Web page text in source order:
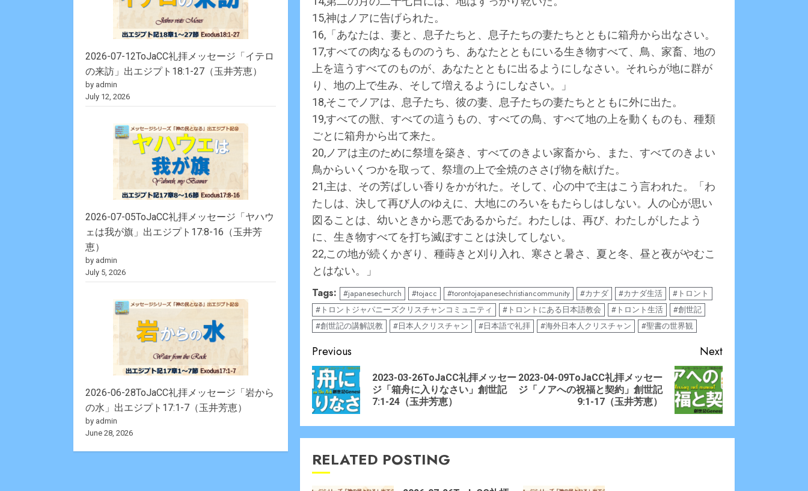
15,神はノアに告げられた。
16,「あなたは、妻と、息子たちと、息子たちの妻たちとともに箱舟から出なさい。
17,すべての肉なるもののうち、あなたとともにいる生き物すべて、鳥、家畜、地の
上を這うすべてのものが、あなたとともに出るようにしなさい。それらが地に群が
り、地の上で生み、そして増えるようにしなさい。」
18,そこでノアは、息子たち、彼の妻、息子たちの妻たちとともに外に出た。
19,すべての獣、すべての這うもの、すべての鳥、すべて地の上を動くものも、種類
ごとに箱舟から出て来た。
20,ノアは主のために祭壇を築き、すべてのきよい家畜から、また、すべてのきよい
鳥からいくつかを取って、祭壇の上で全焼のささげ物を献げた。
21,主は、その芳ばしい香りをかがれた。そして、心の中で主はこう言われた。「わ
たしは、決して再び人のゆえに、大地にのろいをもたらしはしない。人の心が思い
図ることは、幼いときから悪であるからだ。わたしは、再び、わたしがしたよう
に、生き物すべてを打ち滅ぼすことは決してしない。
22,この地が続くかぎり、種蒔きと刈り入れ、寒さと暑さ、夏と冬、昼と夜がやむこ
とはない。」
Tags: #japanesechurch #tojacc #torontojapanesechristiancommunity #カナダ #カナダ生活
#トロント
#トロントジャパニーズクリスチャンコミュニティ
#トロントにある日本語教会 #トロント生活
#創世記
#創世記の講解説教
#日本人クリスチャン #日本語で礼拝 #海外日本人クリスチャン #聖書の世界観
Continue
Reading
Previous
Previous
2023-03-26ToJaCC礼拝メッセー
ジ「箱舟に入りなさい」創世記
7:1-24（玉井芳恵）
Next
Next
2023-04-09ToJaCC礼拝メッセー
ジ「ノアへの祝福と契約」創世記
9:1-17（玉井芳恵）
RELATED POSTING
2026-07-12ToJaCC礼拝メッセージ「イテロ
の来訪」出エジプト18:1-27（玉井芳恵）
by admin
July 12, 2026
2026-07-05ToJaCC礼拝メッセージ「ヤハウ
ェは我が旗」出エジプト17:8-16（玉井芳
恵）
by admin
July 5, 2026
2026-06-28ToJaCC礼拝メッセージ「岩から
の水」出エジプト17:1-7（玉井芳恵）
by admin
June 28, 2026